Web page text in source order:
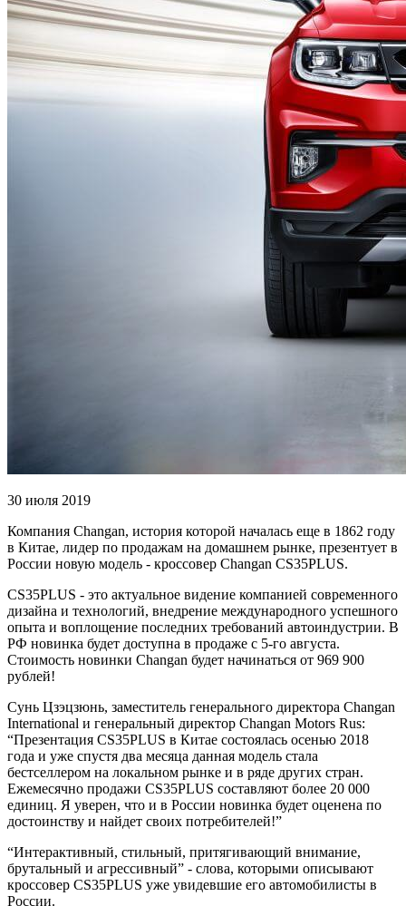
30 июля 2019
Компания Changan, история которой началась еще в 1862 году
в Китае, лидер по продажам на домашнем рынке, презентует в
России новую модель - кроссовер Changan CS35PLUS.
CS35PLUS - это актуальное видение компанией современного
дизайна и технологий, внедрение международного успешного
опыта и воплощение последних требований автоиндустрии. В
РФ новинка будет доступна в продаже с 5-го августа.
Стоимость новинки Changan будет начинаться от 969 900
рублей!
Сунь Цзэцзюнь, заместитель генерального директора Changan
International и генеральный директор Changan Motors Rus:
“Презентация CS35PLUS в Китае состоялась осенью 2018
года и уже спустя два месяца данная модель стала
бестселлером на локальном рынке и в ряде других стран.
Ежемесячно продажи CS35PLUS составляют более 20 000
единиц. Я уверен, что и в России новинка будет оценена по
достоинству и найдет своих потребителей!”
“Интерактивный, стильный, притягивающий внимание,
брутальный и агрессивный” - слова, которыми описывают
кроссовер CS35PLUS уже увидевшие его автомобилисты в
России.